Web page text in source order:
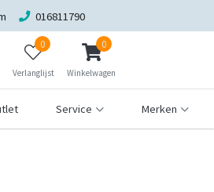
016811790
0
Verlanglijst
0
Winkelwagen
Service Merken